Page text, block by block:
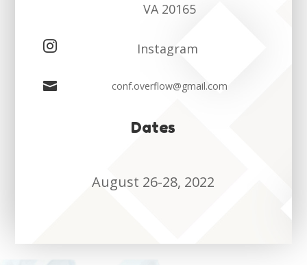
VA 20165
 Instagram
 conf.overflow@gmail.com
Dates
August 26-28, 2022